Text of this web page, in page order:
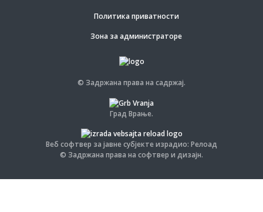
Политика приватности
Зона за администраторе
© Задржана права на садржај.
Град Врање.
Веб софтвер за јавне субјекте израдио: Релоад
© Задржана права на софтвер и дизајн.